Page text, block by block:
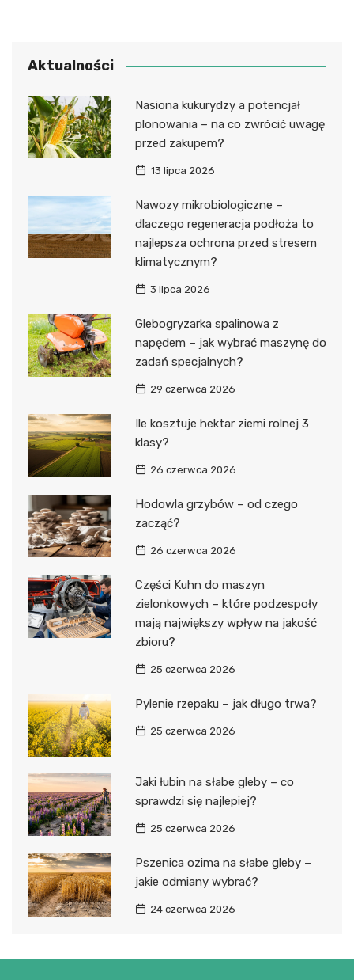
Aktualności
Nasiona kukurydzy a potencjał
plonowania – na co zwrócić uwagę
przed zakupem?
13 lipca 2026
Nawozy mikrobiologiczne –
dlaczego regeneracja podłoża to
najlepsza ochrona przed stresem
klimatycznym?
3 lipca 2026
Glebogryzarka spalinowa z
napędem – jak wybrać maszynę do
zadań specjalnych?
29 czerwca 2026
Ile kosztuje hektar ziemi rolnej 3
klasy?
26 czerwca 2026
Hodowla grzybów – od czego
zacząć?
26 czerwca 2026
Części Kuhn do maszyn
zielonkowych – które podzespoły
mają największy wpływ na jakość
zbioru?
25 czerwca 2026
Pylenie rzepaku – jak długo trwa?
25 czerwca 2026
Jaki łubin na słabe gleby – co
sprawdzi się najlepiej?
25 czerwca 2026
Pszenica ozima na słabe gleby –
jakie odmiany wybrać?
24 czerwca 2026